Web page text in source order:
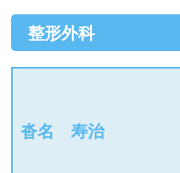
整形外科
沓名 寿治